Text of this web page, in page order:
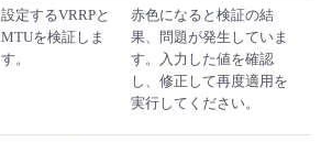
設定するVRRPと
MTUを検証しま
す。
赤色になると検証の結
果、問題が発生していま
す。入力した値を確認
し、修正して再度適用を
実行してください。